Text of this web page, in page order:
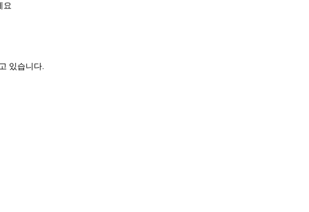
요
있습니다.